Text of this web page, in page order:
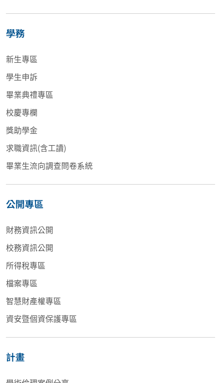
學務
新生專區
學生申訴
畢業典禮專區
校慶專欄
獎助學金
求職資訊(含工讀)
畢業生流向調查問卷系統
公開專區
財務資訊公開
校務資訊公開
所得稅專區
檔案專區
智慧財產權專區
資安暨個資保護專區
計畫